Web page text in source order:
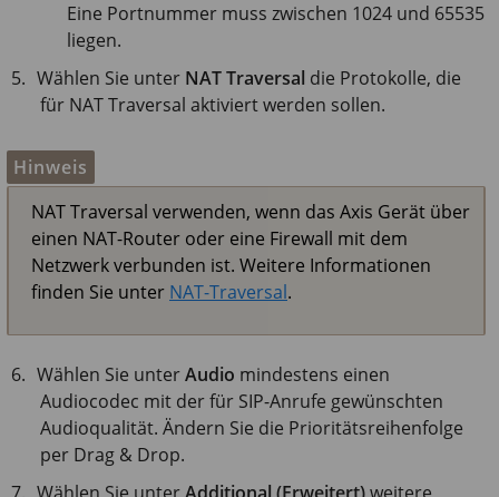
Eine Portnummer muss zwischen 1024 und 65535
liegen.
Wählen Sie unter NAT Traversal die Protokolle, die
für NAT Traversal aktiviert werden sollen.
Hinweis
NAT Traversal verwenden, wenn das Axis Gerät über
einen NAT-Router oder eine Firewall mit dem
Netzwerk verbunden ist. Weitere Informationen
finden Sie unter NAT-Traversal.
Wählen Sie unterAudio mindestens einen
Audiocodec mit der für SIP-Anrufe gewünschten
Audioqualität. Ändern Sie die Prioritätsreihenfolge
per Drag & Drop.